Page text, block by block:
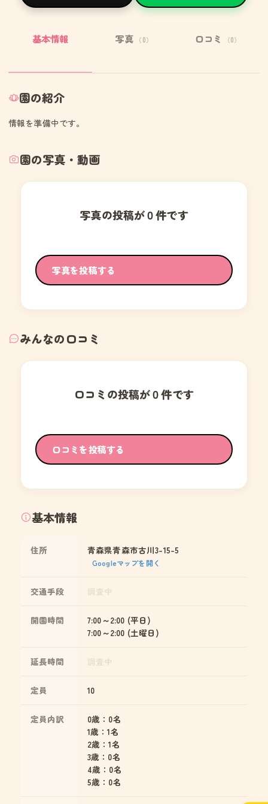
基本情報 写真 （0） 口コミ （0）
園の紹介
情報を準備中です。
園の写真・動画
写真の投稿が０件です
写真を投稿する
みんなの口コミ
口コミの投稿が０件です
口コミを投稿する
基本情報
住所 青森県青森市古川3-15-5
Googleマップを開く
交通手段
開園時間
7:00～2:00 (平日)
7:00～2:00 (土曜日)
延長時間
定員 10
定員内訳
0歳：0名
1歳：1名
2歳：1名
3歳：0名
4歳：0名
5歳：0名